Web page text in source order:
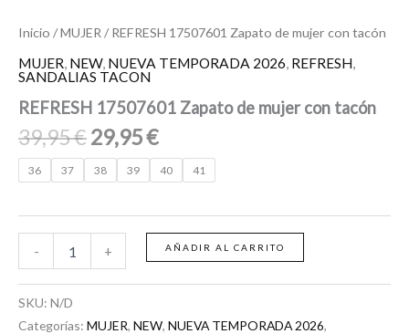
Inicio /MUJER / REFRESH 17507601 Zapato de mujer con tacón
MUJER, NEW, NUEVA TEMPORADA 2026, REFRESH,
SANDALIAS TACON
REFRESH 17507601 Zapato de mujer con tacón
39,95€29,95€
36 37 38 39 40 41
- + AÑADIR AL CARRITO
SKU: N/D
Categorías: MUJER, NEW, NUEVA TEMPORADA 2026,